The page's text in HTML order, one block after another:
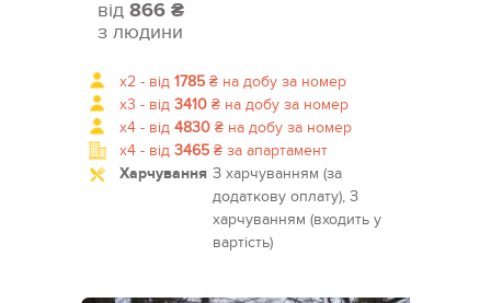
від 866 ₴
з людини
x2 - від 1785 ₴ на добу за номер
x3 - від 3410 ₴ на добу за номер
x4 - від 4830 ₴ на добу за номер
x4 - від 3465 ₴ за апартамент
Харчування З харчуванням (за
додаткову оплату), З
харчуванням (входить у
вартість)